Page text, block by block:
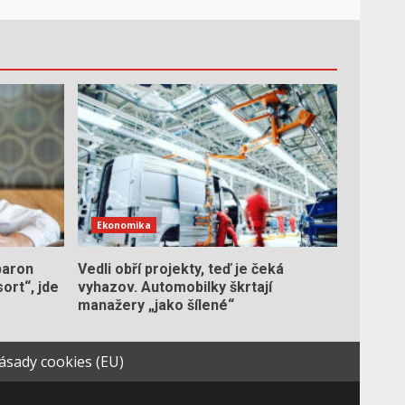
jde
Ekonomika
Vedli obří projekty, teď je čeká
vyhazov. Automobilky škrtají
manažery „jako šílené“
cookies (EU)